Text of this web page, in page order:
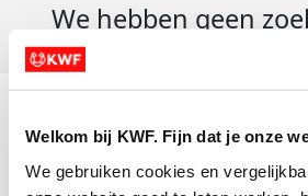
Welkom bij KWF. Fijn dat je onze
We gebruiken cookies en
We hebben geen
Actiematerialen
Evenementen